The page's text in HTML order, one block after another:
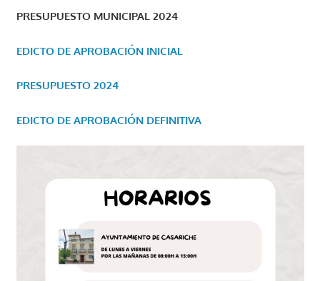
PRESUPUESTO MUNICIPAL 2024
EDICTO DE APROBACIÓN INICIAL
PRESUPUESTO 2024
EDICTO DE APROBACIÓN DEFINITIVA